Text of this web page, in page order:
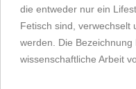
die entweder nur ein
Fetisch sind, verwechselt
werden. Die
wissenschaftliche Arbeit